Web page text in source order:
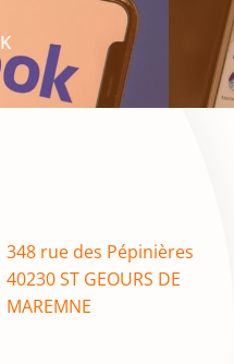
348 rue des Pépinières
40230 ST GEOURS DE
MAREMNE